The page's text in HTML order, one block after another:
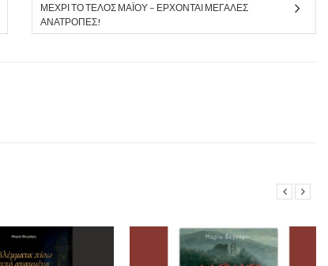
ΜΈΧΡΙ ΤΟ ΤΈΛΟΣ ΜΑΪ́ΟΥ – ΈΡΧΟΝΤΑΙ ΜΕΓΆΛΕΣ
ΑΝΑΤΡΟΠΈΣ! ​